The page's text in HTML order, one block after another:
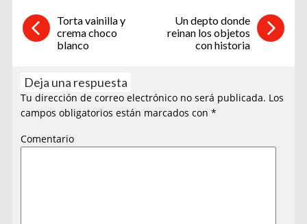
Torta vainilla y
crema choco
blanco
Un depto donde
reinan los objetos
con historia
Deja una respuesta
Tu dirección de correo electrónico no será publicada. Los
campos obligatorios están marcados con*
Comentario